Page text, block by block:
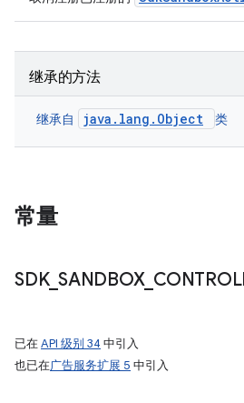
继承的方法
继承自 java.lang.Object 类
常量
SDK_ SANDBOX_
已在API 级别 34 中引入
也已在广告服务扩展 5 中引入